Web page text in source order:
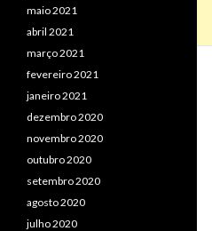
maio 2021
abril 2021
março 2021
fevereiro 2021
janeiro 2021
dezembro 2020
novembro 2020
outubro 2020
setembro 2020
agosto 2020
julho 2020